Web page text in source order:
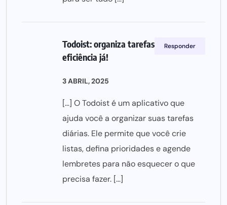
Todoist: organiza tarefas com
eficiência já!
3 ABRIL, 2025
[…] O Todoist é um aplicativo que
ajuda você a organizar suas tarefas
diárias. Ele permite que você crie
listas, defina prioridades e agende
lembretes para não esquecer o que
precisa fazer. […]
Responder